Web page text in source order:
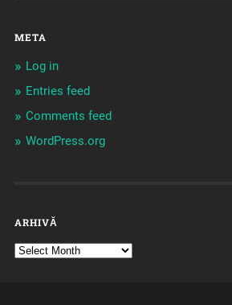
META
Log in
Entries feed
Comments feed
WordPress.org
ARHIVĂ